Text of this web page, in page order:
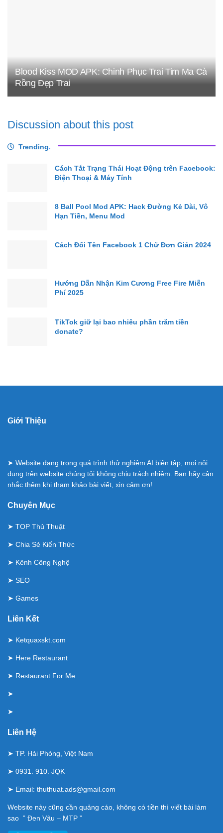
Blood Kiss MOD APK: Chinh Phục Trai Tim Ma Cà
Rồng Đẹp Trai
Discussion about this post
Trending.
Cách Tắt Trạng Thái Hoạt Động trên Facebook:
Điện Thoại & Máy Tính
8 Ball Pool Mod APK: Hack Đường Kẻ Dài, Vô
Hạn Tiền, Menu Mod
Cách Đổi Tên Facebook 1 Chữ Đơn Giản 2024
Hướng Dẫn Nhận Kim Cương Free Fire Miễn
Phí 2025
TikTok giữ lại bao nhiêu phần trăm tiền
donate?
Giới Thiệu
➤ Website đang trong quá trình thử nghiệm AI biên tập, mọi nội
dung trên website chúng tôi không chịu trách nhiệm. Bạn hãy cân
nhắc thêm khi tham khảo bài viết, xin cảm ơn!
Chuyên Mục
➤ TOP Thủ Thuật
➤ Chia Sẻ Kiến Thức
➤ Kênh Công Nghệ
➤ SEO
➤ Games
Liên Kết
➤ Ketquaxskt.com
➤ Here Restaurant
➤ Restaurant For Me
➤
➤
Liên Hệ
➤ TP. Hải Phòng, Việt Nam
➤ 0931. 910. JQK
➤ Email: thuthuat.ads@gmail.com
Website này cũng cần quảng cáo, không có tiền thì viết bài làm
sao ” Đen Vâu – MTP ”